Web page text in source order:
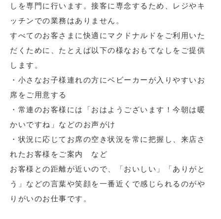
しを専門に行います。接客に専念するため、レジやキ
ッチンでの業務はありません。
すべてのお客さまに快適にマクドナルドをご利用いた
だくために、たとえば以下の様なおもてなしをご提供
します。
・小さなお子様連れの方にベビーカーが入りやすいお
席をご用意する
・常連のお客様には「おはようございます！今朝は暖
かいですね」などのお声がけ
・状況に応じてお席の空き状況を常に把握し、来店さ
れたお客様をご案内 など
お客様との距離が近いので、「おいしい」「ありがと
う」などの言葉や笑顔を一番近くで感じられるのがや
りがいのお仕事です。